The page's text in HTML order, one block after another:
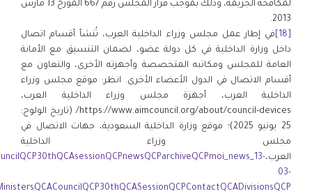
لمكافحة الجريمة، وذلك بموجب قرار المجلس رقم 667 المؤرخ 13 مارس
2013.
[18]
في إطار عمل مجلس وزراء الداخلية العرب، تُنشأ أقسام اتصال
داخل وزارة الداخلية في كل دولة عضو، لضمان التنسيق مع الأمانة
العامة للمجلس ومكاتبه المتخصصة وأجهزته الأخرى، والتعاون مع
أقسام الاتصال في الدول الأعضاء الأخرى. انظر: موقع مجلس وزراء
الداخلية العرب، أجهزة مجلس وزراء الداخلية العرب،
https://www.aimcouncil.org/about/council-devices/ (تاريخ الولوج:
25 يونيو 2025)؛ موقع وزارة الداخلية السعودية، جهات الاتصال في
مجلس وزراء الداخلية
العرب،
03-